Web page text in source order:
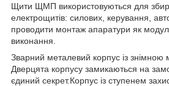
Щити ЩМП використовуються для
електрощитів: силових, керування,
проводити монтаж апаратури як
виконання.
Зварний металевий корпус із
Дверцята корпусу замикаються на
єдиний секрет.Корпус із ступенем